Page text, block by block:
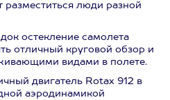
люди разной
остекление самолета
отличный круговой обзор и
видами в полете.
двигатель Rotax 912 в
аэродинамикой